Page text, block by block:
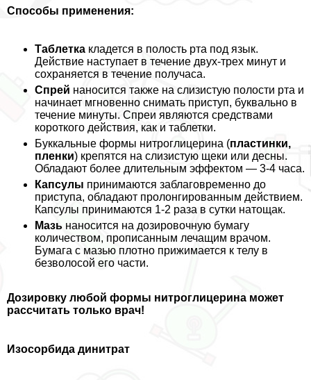
Способы применения:
Таблетка кладется в полость рта под язык.
Действие наступает в течение двух-трех минут и
сохраняется в течение получаса.
Спрей наносится также на слизистую полости рта и
начинает мгновенно снимать приступ, буквально в
течение минуты. Спреи являются средствами
короткого действия, как и таблетки.
Буккальные формы нитроглицерина (пластинки,
пленки) крепятся на слизистую щеки или десны.
Обладают более длительным эффектом — 3-4 часа.
Капсулы принимаются заблаговременно до
приступа, обладают пролонгированным действием.
Капсулы принимаются 1-2 раза в сутки натощак.
Мазь наносится на дозировочную бумагу
количеством, прописанным лечащим врачом.
Бумага с мазью плотно прижимается к телу в
безволосой его части.
Дозировку любой формы нитроглицерина может
рассчитать только врач!
Изосорбида динитрат